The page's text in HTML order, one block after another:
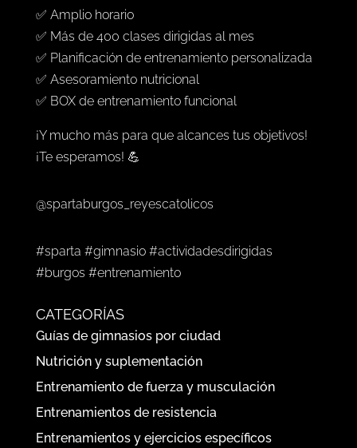
✅ Amplio horario
✅ Más de 400 clases dirigidas al mes
✅ Planificación de entrenamiento personalizada
✅ Asesoramiento nutricional
✅ BOX de entrenamiento funcional
¡Y mucho más para que alcances tus objetivos!
¡Te esperamos! 💪
@spartaburgos_reyescatolicos
#sparta #gimnasio #actividadesdirigidas
#burgos #entrenamiento
CATEGORÍAS
Guías de gimnasios por ciudad
Nutrición y suplementación
Entrenamiento de fuerza y musculación
Entrenamientos de resistencia
Entrenamientos y ejercicios específicos